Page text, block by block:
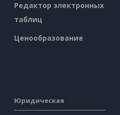
Редактор электронных
таблиц
Ценообразование
Юридическая